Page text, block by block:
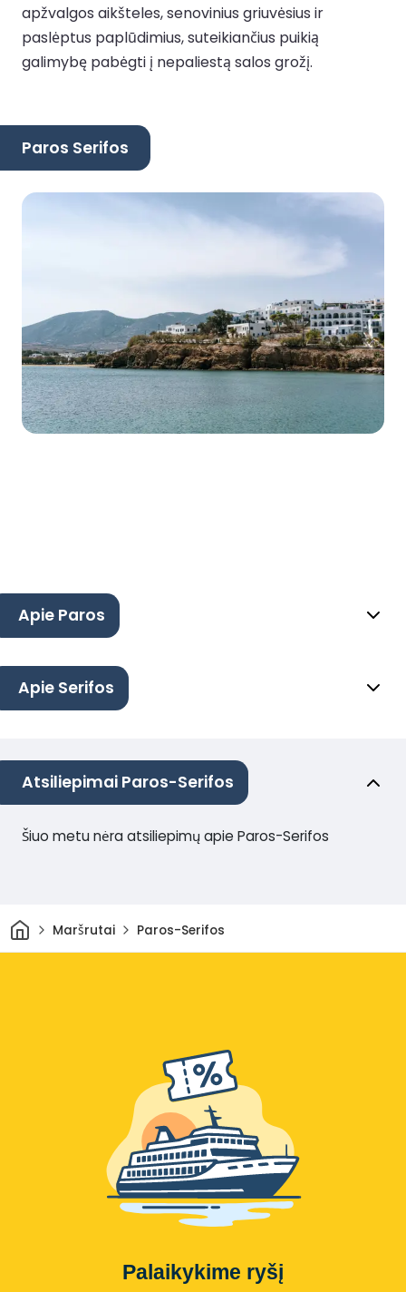
apžvalgos aikšteles, senovinius griuvėsius ir
paslėptus paplūdimius, suteikiančius puikią
galimybę pabėgti į nepaliestą salos grožį.
Paros Serifos
Apie Paros
Apie Serifos
Atsiliepimai Paros-Serifos
Šiuo metu nėra atsiliepimų apie Paros-Serifos
Pradžia
Maršrutai Paros-Serifos
Palaikykime ryšį